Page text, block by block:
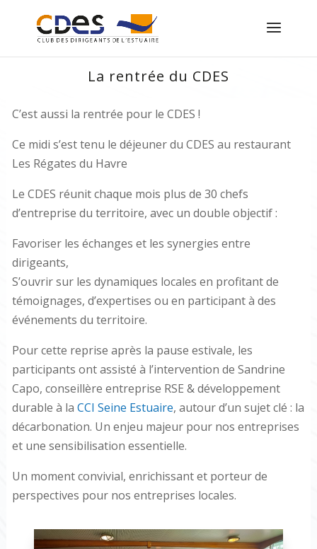
La rentrée du CDES
C’est aussi la rentrée pour le CDES !
Ce midi s’est tenu le déjeuner du CDES au restaurant
Les Régates du Havre
Le CDES réunit chaque mois plus de 30 chefs
d’entreprise du territoire, avec un double objectif :
Favoriser les échanges et les synergies entre
dirigeants,
S’ouvrir sur les dynamiques locales en profitant de
témoignages, d’expertises ou en participant à des
événements du territoire.
Pour cette reprise après la pause estivale, les
participants ont assisté à l’intervention de Sandrine
Capo, conseillère entreprise RSE & développement
durable à laCCI Seine Estuaire, autour d’un sujet clé : la
décarbonation. Un enjeu majeur pour nos entreprises
et une sensibilisation essentielle.
Un moment convivial, enrichissant et porteur de
perspectives pour nos entreprises locales.